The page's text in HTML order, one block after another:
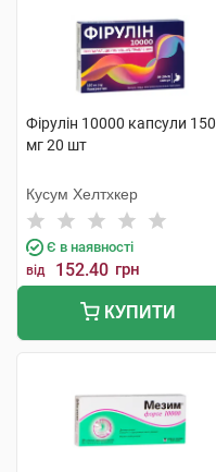
Фірулін 10000 капсули 150
мг 20 шт
Кусум Хелтхкер
Є в наявності
від 152.40 грн
КУПИТИ